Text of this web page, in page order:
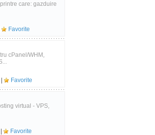
care: gazduire
Favorite
cPanel/WHM,
Favorite
virtual - VPS,
Favorite